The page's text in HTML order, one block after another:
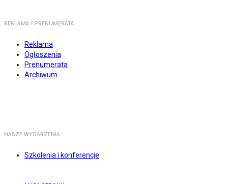
REKLAMA I PRENUMERATA
Reklama
Ogłoszenia
Prenumerata
Archiwum
NASZE WYDARZENIA
Szkolenia i konferencje